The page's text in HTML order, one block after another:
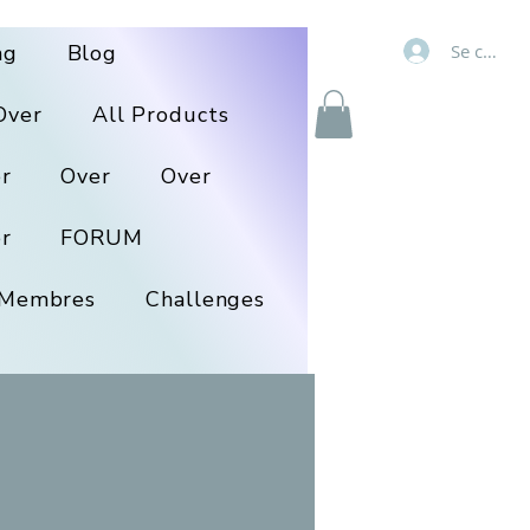
Se
Blog
All Products
Over Over
FORUM
Challenges